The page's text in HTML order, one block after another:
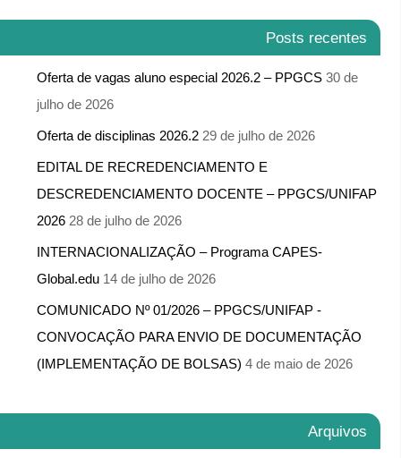
Posts recentes
Oferta de vagas aluno especial 2026.2 – PPGCS 30 de
julho de 2026
Oferta de disciplinas 2026.2 29 de julho de 2026
EDITAL DE RECREDENCIAMENTO E
DESCREDENCIAMENTO DOCENTE – PPGCS/UNIFAP
2026 28 de julho de 2026
INTERNACIONALIZAÇÃO – Programa CAPES-
Global.edu 14 de julho de 2026
COMUNICADO Nº 01/2026 – PPGCS/UNIFAP -​
CONVOCAÇÃO PARA ENVIO DE DOCUMENTAÇÃO
(IMPLEMENTAÇÃO DE BOLSAS) 4 de maio de 2026
Arquivos